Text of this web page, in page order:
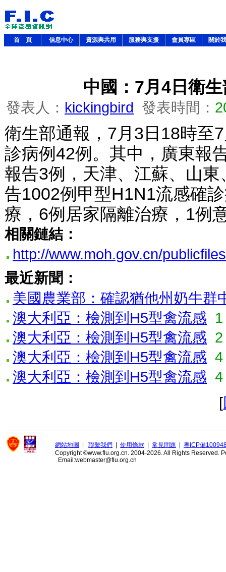
首 頁 信息中心 資源與共用 服務與支援 會員專區 關於
中國：7月4日衛
發表人： kickingbird 發表時間：
衛生部通報，7月3日18時至
診病例42例。其中，廣東報
報告3例，天津、江蘇、山
告1002例甲型H1N1流感確
療，6例居家隔離治療，1例
相關鏈結：
http://www.moh.gov.cn/
最近新聞：
美國農業部：確認猶他州奶牛群
澳大利亞：檢測到H5型禽流感
澳大利亞：檢測到H5型禽流感
澳大利亞：檢測到H5型禽流感 4
澳大利亞：檢測到H5型禽流感 4
[
網站地圖 聯繫我們 使用條款 常見問題
粤ICP備
Copyright ©www.flu.org.cn. 2004-2026. All Rights Reserved.
Email:webmaster@flu.org.cn